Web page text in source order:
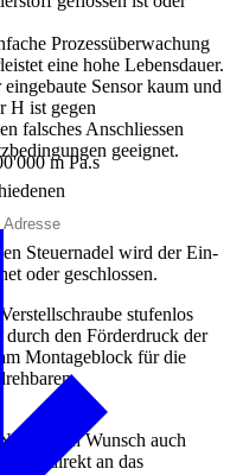
Prozessüberwachung
eine hohe Lebensdauer.
Sensor kaum und
H ist gegen
falsches Anschliessen
geeignet.
Steuernadel wird der Ein-
oder geschlossen.
stufenlos
den Förderdruck der
Montageblock für die
nach Wunsch auch
direkt an das
m Pa.s